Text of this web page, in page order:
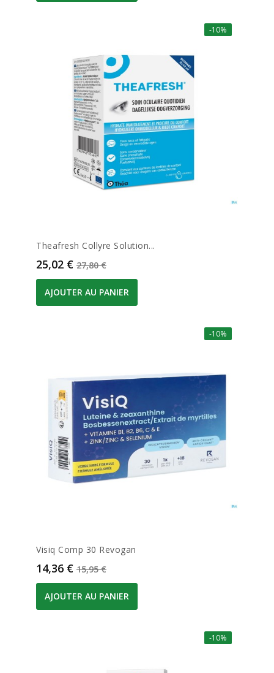
-10%
Theafresh Collyre Solution...
Prix
25,02 € Prix de base
27,80 €
AJOUTER AU PANIER
-10%
Visiq Comp 30 Revogan
Prix
14,36 € Prix de base
15,95 €
AJOUTER AU PANIER
-10%